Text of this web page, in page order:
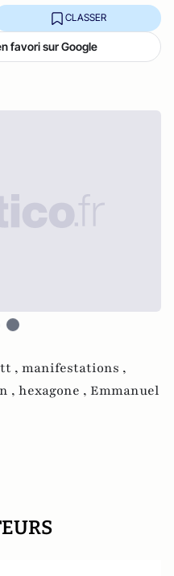
CLASSER
favori sur Google
, manifestations ,
, hexagone , Emmanuel